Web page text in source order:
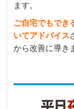
ます。
ご自宅でもでき
いてアドバイス
から改善に導き